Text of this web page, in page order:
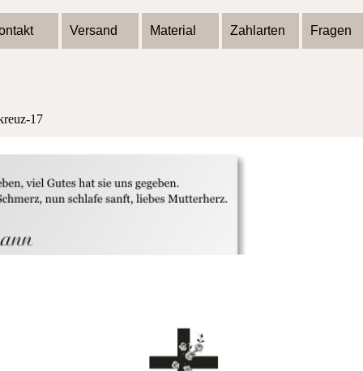
Versand Material Zahlarten Fragen
17